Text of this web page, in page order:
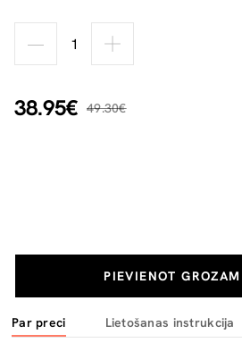
38.95€ 49.30€
PIEVIENOT GROZAM
Par preci Lietošanas instrukcija